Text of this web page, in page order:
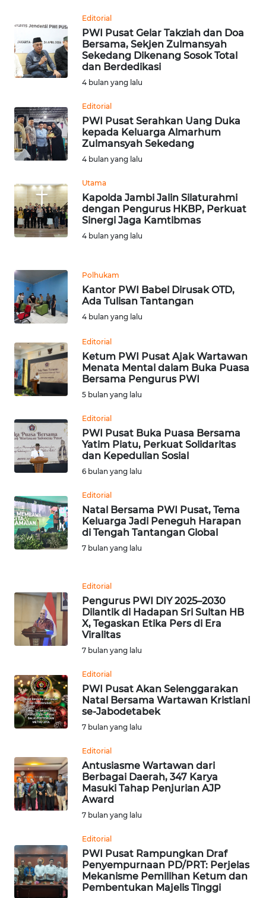
Editorial
PWI Pusat Gelar Takziah dan Doa
Bersama, Sekjen Zulmansyah
Sekedang Dikenang Sosok Total
dan Berdedikasi
4 bulan yang lalu
Editorial
PWI Pusat Serahkan Uang Duka
kepada Keluarga Almarhum
Zulmansyah Sekedang
4 bulan yang lalu
Utama
Kapolda Jambi Jalin Silaturahmi
dengan Pengurus HKBP, Perkuat
Sinergi Jaga Kamtibmas
4 bulan yang lalu
Polhukam
Kantor PWI Babel Dirusak OTD,
Ada Tulisan Tantangan
4 bulan yang lalu
Editorial
Ketum PWI Pusat Ajak Wartawan
Menata Mental dalam Buka Puasa
Bersama Pengurus PWI
5 bulan yang lalu
Editorial
PWI Pusat Buka Puasa Bersama
Yatim Piatu, Perkuat Solidaritas
dan Kepedulian Sosial
6 bulan yang lalu
Editorial
Natal Bersama PWI Pusat, Tema
Keluarga Jadi Peneguh Harapan
di Tengah Tantangan Global
7 bulan yang lalu
Editorial
Pengurus PWI DIY 2025–2030
Dilantik di Hadapan Sri Sultan HB
X, Tegaskan Etika Pers di Era
Viralitas
7 bulan yang lalu
Editorial
PWI Pusat Akan Selenggarakan
Natal Bersama Wartawan Kristiani
se-Jabodetabek
7 bulan yang lalu
Editorial
Antusiasme Wartawan dari
Berbagai Daerah, 347 Karya
Masuki Tahap Penjurian AJP
Award
7 bulan yang lalu
Editorial
PWI Pusat Rampungkan Draf
Penyempurnaan PD/PRT: Perjelas
Mekanisme Pemilihan Ketum dan
Pembentukan Majelis Tinggi
WN
PAPUA
BARAT
WN
SERAMBI
JAMBI
WN
SULTRA
WN
SULTENG
WN
SULBAR
WN
WN
SUMBAR
SUMSEL
WN
BENGKULU
WN
JATENG
WN
JOGJA
JATIM
WN
BALI
KALBAR
WN
KALTENG